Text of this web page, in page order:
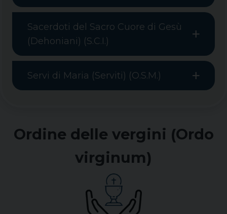
Sacerdoti del Sacro Cuore di Gesù
(Dehoniani) (S.C.I.)
Servi di Maria (Serviti) (O.S.M.)
Ordine delle vergini (Ordo
virginum)